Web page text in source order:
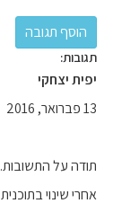
תגובות:
יפית יצחקי
13 פברואר, 2016
תודה על התשובות.
אחרי שינוי